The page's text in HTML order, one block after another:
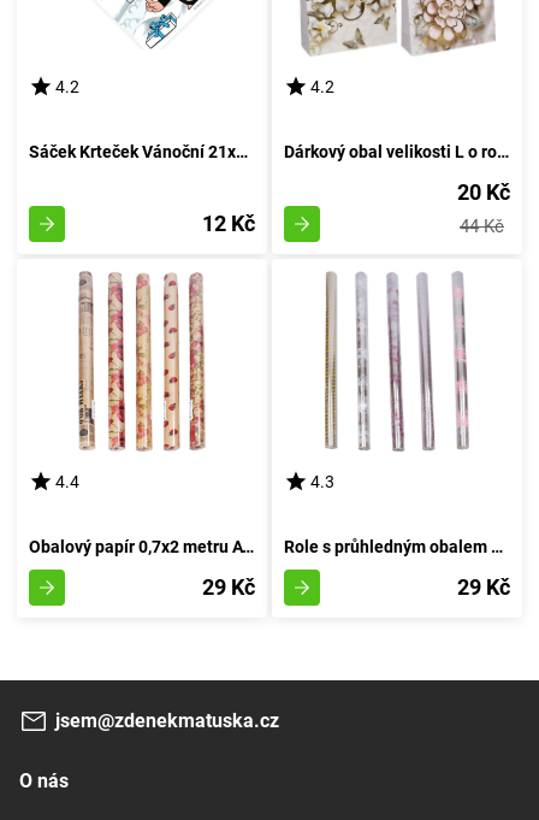
4.2
Sáček Krteček Vánoční 21x40 cm
12 Kč
4.2
Dárkový obal velikosti L o rozměrech 38x32x12 cm od značky Celorok
20 Kč
44 Kč
4.4
Obalový papír 0,7x2 metru AVANA MIX pro každodenní použití
29 Kč
4.3
Role s průhledným obalem 0,7x2 m s různými vzory
29 Kč
jsem@zdenekmatuska.cz
O nás